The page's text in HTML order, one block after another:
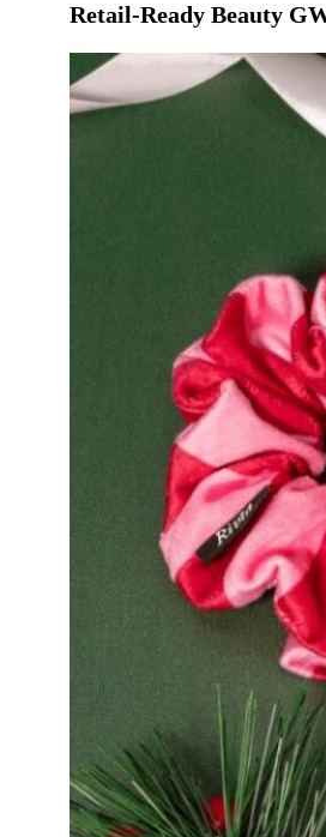
Retail-Ready Beauty